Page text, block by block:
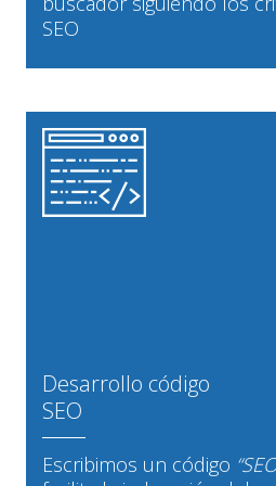
SEO
Desarrollo código
SEO
Escribimos un código